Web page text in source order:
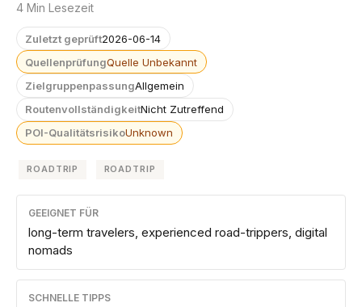
4 Min Lesezeit
Zuletzt geprüft2026-06-14
QuellenprüfungQuelle Unbekannt
ZielgruppenpassungAllgemein
RoutenvollständigkeitNicht Zutreffend
POI-QualitätsrisikoUnknown
ROADTRIP ROADTRIP
GEEIGNET FÜR
long-term travelers, experienced road-trippers, digital
nomads
SCHNELLE TIPPS